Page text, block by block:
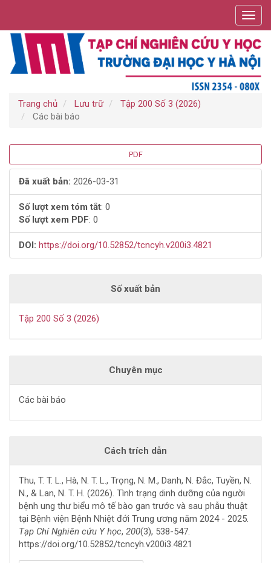
chính
Nội
dung
chính
Trang chủ Lưu trữ
Tập 200 Số 3 (2026)
Các bài báo
Thanh
bên
bài
viết
PDF
Đã xuất bản: 2026-03-31
Số lượt xem tóm tắt: 0
Số lượt xem PDF: 0
DOI: https://doi.org/10.52852/tcncyh.v200i3.4821
Số xuất bản
Tập 200 Số 3 (2026)
Chuyên mục
Các bài báo
Cách trích dẫn
Thu, T. T. L., Hà, N. T. L., Trọng, N. M., Danh, N. Đắc, Tuyền, N.
N., & Lan, N. T. H. (2026). Tình trạng dinh dưỡng của người
bệnh ung thư biểu mô tế bào gan trước và sau phẫu thuật
tại Bệnh viện Bệnh Nhiệt đới Trung ương năm 2024 - 2025.
Tạp Chí Nghiên cứu Y học, 200(3), 538-547.
https://doi.org/10.52852/tcncyh.v200i3.4821